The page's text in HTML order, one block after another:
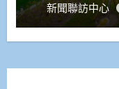
新聞聯訪中心